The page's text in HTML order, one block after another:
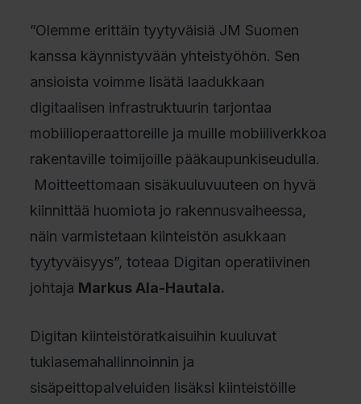
”Olemme erittäin tyytyväisiä JM Suomen
kanssa käynnistyvään yhteistyöhön. Sen
ansioista voimme lisätä laadukkaan
digitaalisen infrastruktuurin tarjontaa
mobiilioperaattoreille ja muille mobiiliverkkoa
rakentaville toimijoille pääkaupunkiseudulla.
Moitteettomaan sisäkuuluvuuteen on hyvä
kiinnittää huomiota jo rakennusvaiheessa,
näin varmistetaan kiinteistön asukkaan
tyytyväisyys”, toteaa Digitan operatiivinen
johtaja Markus Ala-Hautala.
Digitan kiinteistöratkaisuihin kuuluvat
tukiasemahallinnoinnin ja
sisäpeittopalveluiden lisäksi kiinteistöille